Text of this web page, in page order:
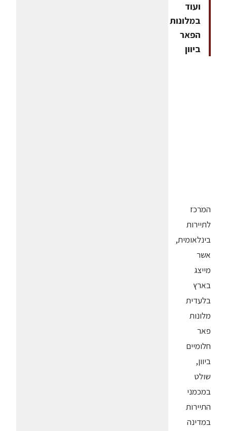
ועוד
במלונות
הפאר
ביוון
המרכז
לתיירות
בינלאומית,
אשר
מייצג
בארץ
בלעדית
מלונות
פאר
חלומיים
ביוון,
שולט
במכמני
התיירות
במדינה